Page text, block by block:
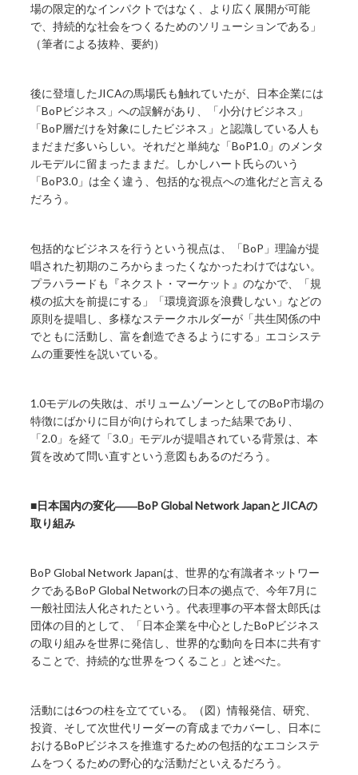
場の限定的なインパクトではなく、より広く展開が可能
で、持続的な社会をつくるためのソリューションである」
（筆者による抜粋、要約）
後に登壇したJICAの馬場氏も触れていたが、日本企業には
「BoPビジネス」への誤解があり、「小分けビジネス」
「BoP層だけを対象にしたビジネス」と認識している人も
まだまだ多いらしい。それだと単純な「BoP1.0」のメンタ
ルモデルに留まったままだ。しかしハート氏らのいう
「BoP3.0」は全く違う、包括的な視点への進化だと言える
だろう。
包括的なビジネスを行うという視点は、「BoP」理論が提
唱された初期のころからまったくなかったわけではない。
プラハラードも『ネクスト・マーケット』のなかで、「規
模の拡大を前提にする」「環境資源を浪費しない」などの
原則を提唱し、多様なステークホルダーが「共生関係の中
でともに活動し、富を創造できるようにする」エコシステ
ムの重要性を説いている。
1.0モデルの失敗は、ボリュームゾーンとしてのBoP市場の
特徴にばかりに目が向けられてしまった結果であり、
「2.0」を経て「3.0」モデルが提唱されている背景は、本
質を改めて問い直すという意図もあるのだろう。
■日本国内の変化――BoP Global Network JapanとJICAの
取り組み
BoP Global Network Japanは、世界的な有識者ネットワー
クであるBoP Global Networkの日本の拠点で、今年7月に
一般社団法人化されたという。代表理事の平本督太郎氏は
団体の目的として、「日本企業を中心としたBoPビジネス
の取り組みを世界に発信し、世界的な動向を日本に共有す
ることで、持続的な世界をつくること」と述べた。
活動には6つの柱を立てている。（図）情報発信、研究、
投資、そして次世代リーダーの育成までカバーし、日本に
おけるBoPビジネスを推進するための包括的なエコシステ
ムをつくるための野心的な活動だといえるだろう。